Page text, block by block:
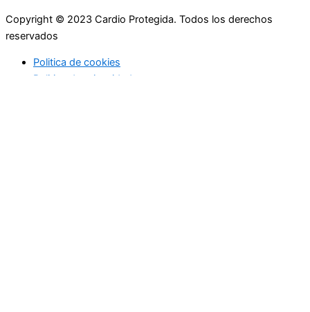
Copyright © 2023 Cardio Protegida. Todos los derechos
reservados
Politica de cookies
Politica de privacidad